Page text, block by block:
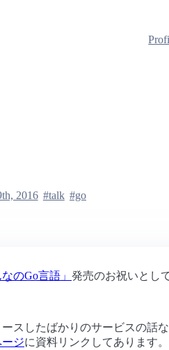
2016 #talk #go
なのGo言語」 発売のお祝いとし
スしたばかりのサービスの話
ジに資料リンクしてあります。